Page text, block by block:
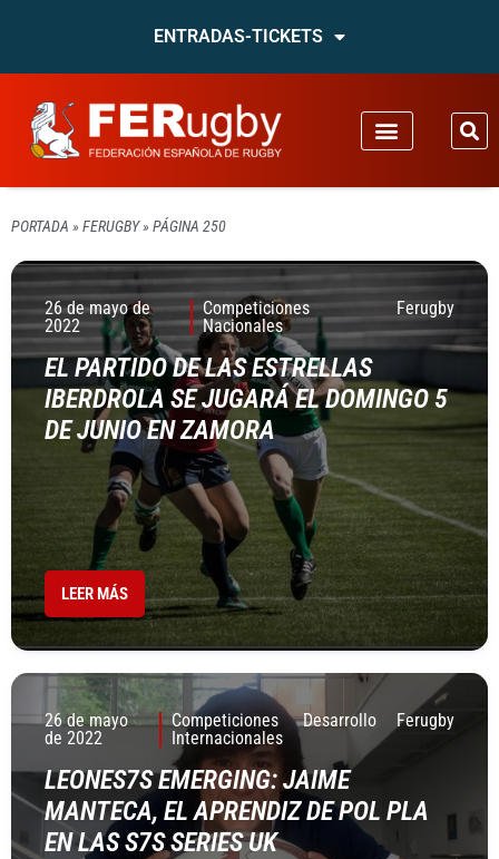
ENTRADAS-TICKETS
PORTADA » FERUGBY» PÁGINA 250
26 de mayo de
2022
Competiciones
Nacionales
Ferugby
EL PARTIDO DE LAS ESTRELLAS
IBERDROLA SE JUGARÁ EL DOMINGO 5
DE JUNIO EN ZAMORA
LEER MÁS
26 de mayo
de 2022
Competiciones
Internacionales
Desarrollo Ferugby
LEONES7S EMERGING: JAIME
MANTECA, EL APRENDIZ DE POL PLA
EN LAS S7S SERIES UK